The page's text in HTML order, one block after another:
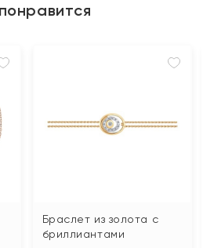
Браслет из золота с
бриллиантами